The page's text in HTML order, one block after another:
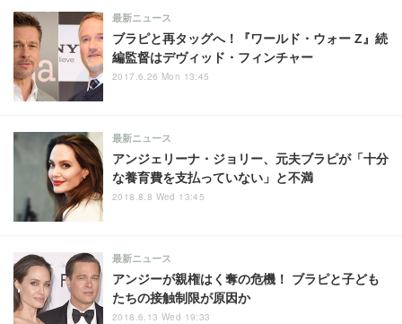
ブラピと再タッグへ！『ワールド・ウォー Z』続
編監督はデヴィッド・フィンチャー
最新ニュース
2017.6.26 Mon 13:45
アンジェリーナ・ジョリー、元夫ブラピが「十分
な養育費を支払っていない」と不満
最新ニュース
2018.8.8 Wed 13:45
アンジーが親権はく奪の危機！ ブラピと子ども
たちの接触制限が原因か
最新ニュース
2018.6.13 Wed 19:33